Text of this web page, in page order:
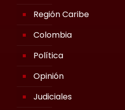
Región Caribe
Colombia
Política
Opinión
Judiciales